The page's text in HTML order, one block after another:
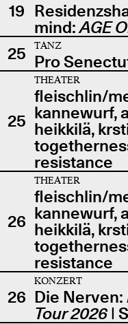
19
mind:AGE
25
TANZ
Pro
25
THEATER
fleischlin/
kannewurf,
heikkilä,
resistance
26
THEATER
fleischlin/
kannewurf,
heikkilä,
resistance
26
KONZERT
Die Nerven:
Tour 2026|